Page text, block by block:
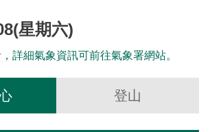
片
則
步道系統
統
道系統
果
星期六)
詳細氣象資訊可前往氣象署網站。
登山